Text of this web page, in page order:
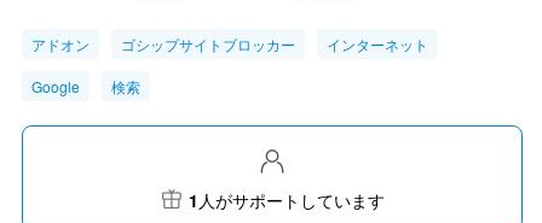
アドオン ゴシップサイトブロッカー インターネット
Google 検索
1 人がサポートしています